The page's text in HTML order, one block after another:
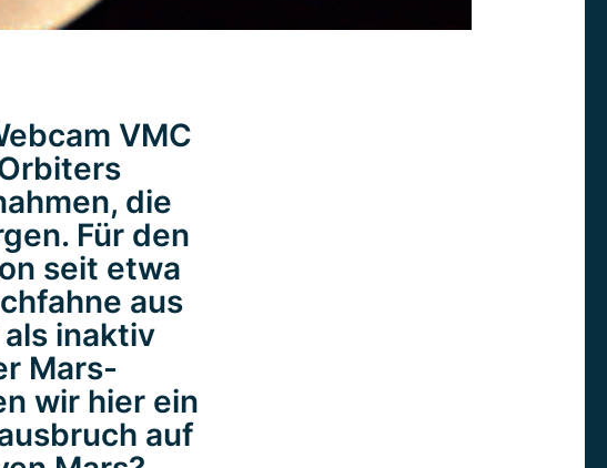
VMC
die
Für den
seit etwa
aus
inaktiv
Mars-
wir hier ein
auf